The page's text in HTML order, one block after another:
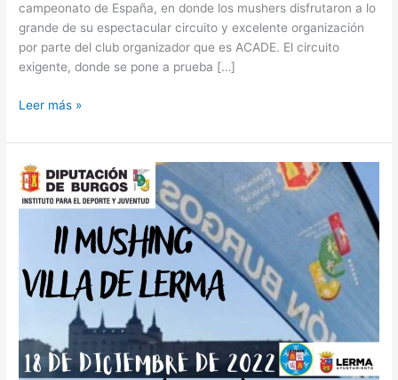
campeonato de España, en donde los mushers disfrutaron a lo
grande de su espectacular circuito y excelente organización
por parte del club organizador que es ACADE. El circuito
exigente, donde se pone a prueba […]
Leer más »
II
MUSHING
VILLA
LERMA
2022